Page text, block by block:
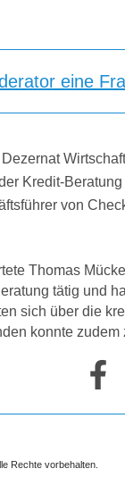
eine
Kredit-Beratung
von
Thomas
tätig und
sich über die
konnte
Rechte vorbehalten.